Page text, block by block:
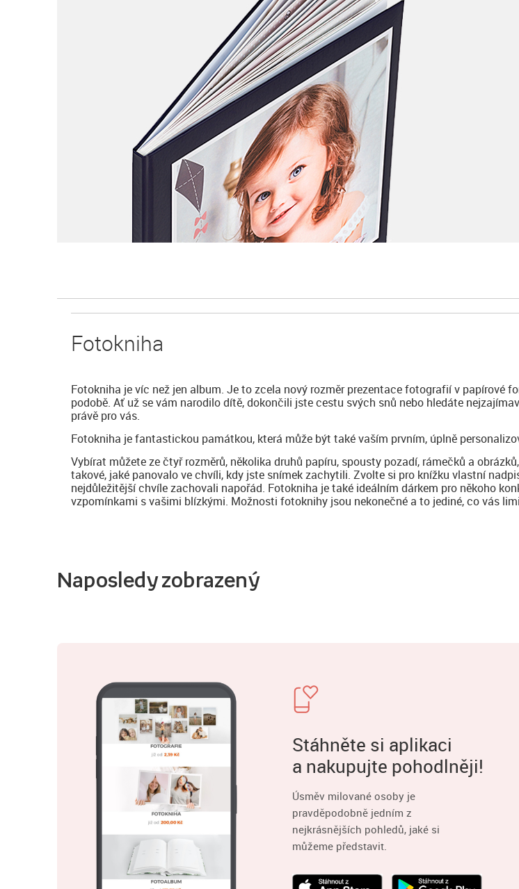
Fotokniha
Fotokniha je víc než jen album. Je to zcela nový rozměr prezentace fotografií v papírové
podobě. Ať už se vám narodilo dítě, dokončili jste cestu svých snů nebo hledáte
právě pro vás.
Fotokniha je fantastickou památkou, která může být také vaším prvním, úplně
Vybírat můžete ze čtyř rozměrů, několika druhů papíru, spousty pozadí, rámečků a
takové, jaké panovalo ve chvíli, kdy jste snímek zachytili. Zvolte si pro knížku vlastní
nejdůležitější chvíle zachovali napořád. Fotokniha je také ideálním dárkem pro někoho
vzpomínkami s vašimi blízkými. Možnosti fotoknihy jsou nekonečné a to jediné, co vás
Naposledy zobrazený
Stáhněte si aplikaci
a nakupujte pohodlněji!
Úsměv milované osoby je
pravděpodobně jedním z
nejkrásnějších pohledů, jaké si
můžeme představit.